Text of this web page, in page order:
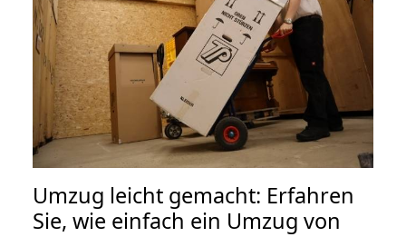
Umzug leicht gemacht: Erfahren
Sie, wie einfach ein Umzug von